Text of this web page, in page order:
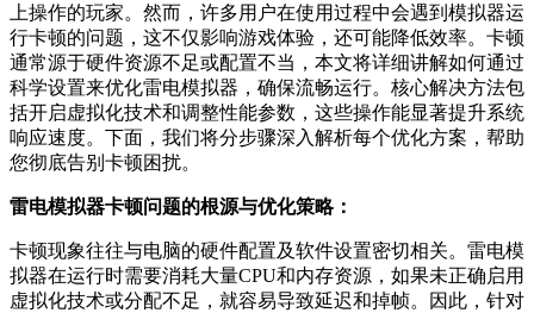
上操作的玩家。然而，许多用户在使用过程中会遇到模拟器运
行卡顿的问题，这不仅影响游戏体验，还可能降低效率。卡顿
通常源于硬件资源不足或配置不当，本文将详细讲解如何通过
科学设置来优化雷电模拟器，确保流畅运行。核心解决方法包
括开启虚拟化技术和调整性能参数，这些操作能显著提升系统
响应速度。下面，我们将分步骤深入解析每个优化方案，帮助
您彻底告别卡顿困扰。
雷电模拟器卡顿问题的根源与优化策略：
卡顿现象往往与电脑的硬件配置及软件设置密切相关。雷电模
拟器在运行时需要消耗大量CPU和内存资源，如果未正确启用
虚拟化技术或分配不足，就容易导致延迟和掉帧。因此，针对